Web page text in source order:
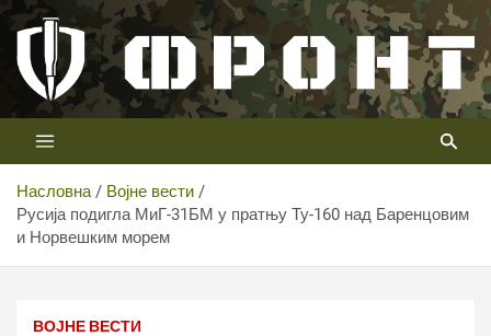
Скип
цонтент
Телевизија ФРОНТ
Први војни канал у Србији
Насловна
Војне вести
Русија подигла МиГ-31БМ у пратњу Ту-160 над Баренцовим
и Норвешким морем
ВОЈНЕ ВЕСТИ